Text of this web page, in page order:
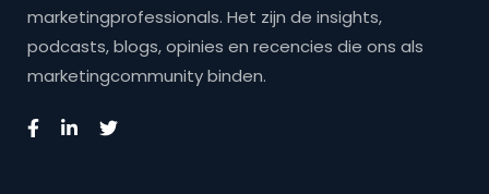
marketingprofessionals. Het zijn de insights,
podcasts, blogs, opinies en recencies die ons als
marketingcommunity binden.